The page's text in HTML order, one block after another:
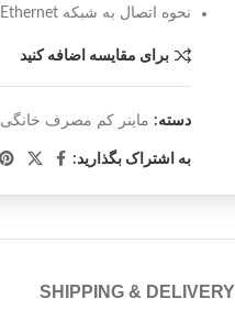
نحوه اتصال به شبکه Ethernet
برای مقایسه اضافه کنید
دسته: ماینر کم مصرف خانگی
به اشتراک بگذارید:
SHIPPING & DELIVERY